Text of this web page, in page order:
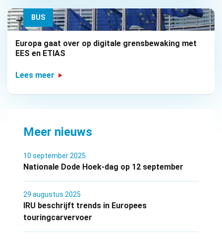
BUS
Europa gaat over op digitale grensbewaking met
EES en ETIAS
Lees meer
Meer nieuws
10 september 2025
Nationale Dode Hoek-dag op 12 september
29 augustus 2025
IRU beschrijft trends in Europees
touringcarvervoer